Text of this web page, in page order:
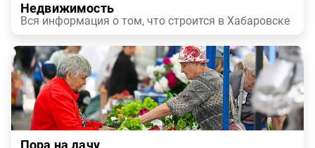
Недвижимость
Вся информация о том, что строится в Хабаровске